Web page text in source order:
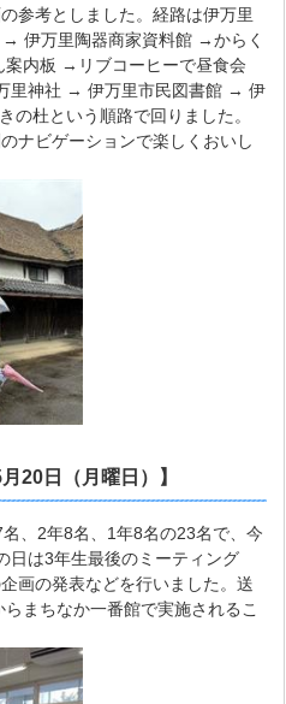
参考としました。経路は伊万里
伊万里陶器商家資料館 →からく
内板 →リブコーヒーで昼食会
里神社 → 伊万里市民図書館 → 伊
杜という順路で回りました。
ナビゲーションで楽しくおいし
20日（月曜日）】
、2年8名、1年8名の23名で、今
日は3年生最後のミーティング
画の発表などを行いました。送
まちなか一番館で実施されるこ